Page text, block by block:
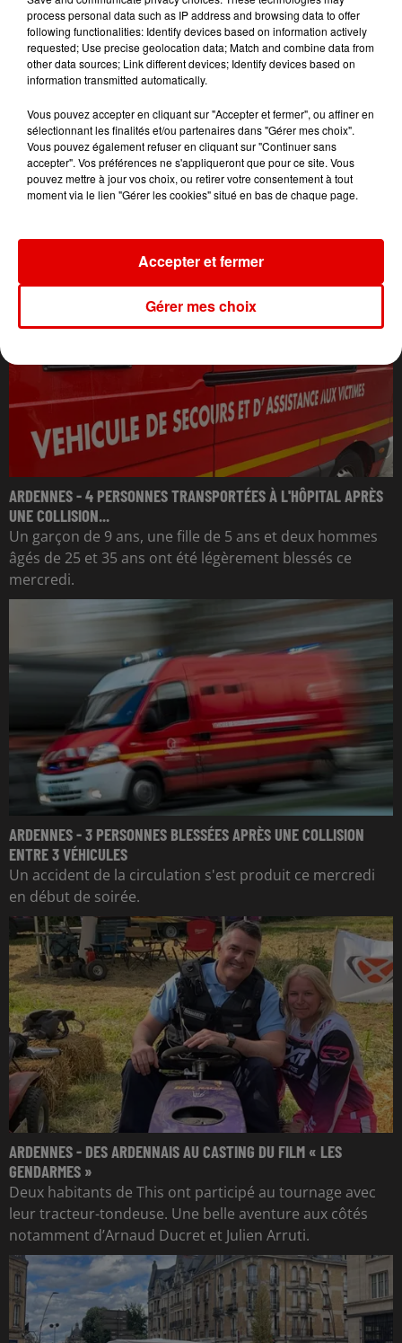
ARDENNES - 4 PERSONNES TRANSPORTÉES À L'HÔPITAL APRÈS
UNE COLLISION...
Un garçon de 9 ans, une fille de 5 ans et deux hommes
âgés de 25 et 35 ans ont été légèrement blessés ce
mercredi.
ARDENNES - 3 PERSONNES BLESSÉES APRÈS UNE COLLISION
ENTRE 3 VÉHICULES
Un accident de la circulation s'est produit ce mercredi
en début de soirée.
ARDENNES - DES ARDENNAIS AU CASTING DU FILM « LES
GENDARMES »
Deux habitants de This ont participé au tournage avec
leur tracteur-tondeuse. Une belle aventure aux côtés
notamment d’Arnaud Ducret et Julien Arruti.
process personal data such as IP address and browsing data to offer
following functionalities: Identify devices based on information actively
requested; Use precise geolocation data; Match and combine data from
other data sources; Link different devices; Identify devices based on
information transmitted automatically.
Vous pouvez accepter en cliquant sur "Accepter et fermer", ou affiner en
sélectionnant les finalités et/ou partenaires dans "Gérer mes choix".
Vous pouvez également refuser en cliquant sur "Continuer sans
accepter". Vos préférences ne s'appliqueront que pour ce site. Vous
pouvez mettre à jour vos choix, ou retirer votre consentement à tout
moment via le lien "Gérer les cookies" situé en bas de chaque page.
Gérer mes choix
Accepter et fermer